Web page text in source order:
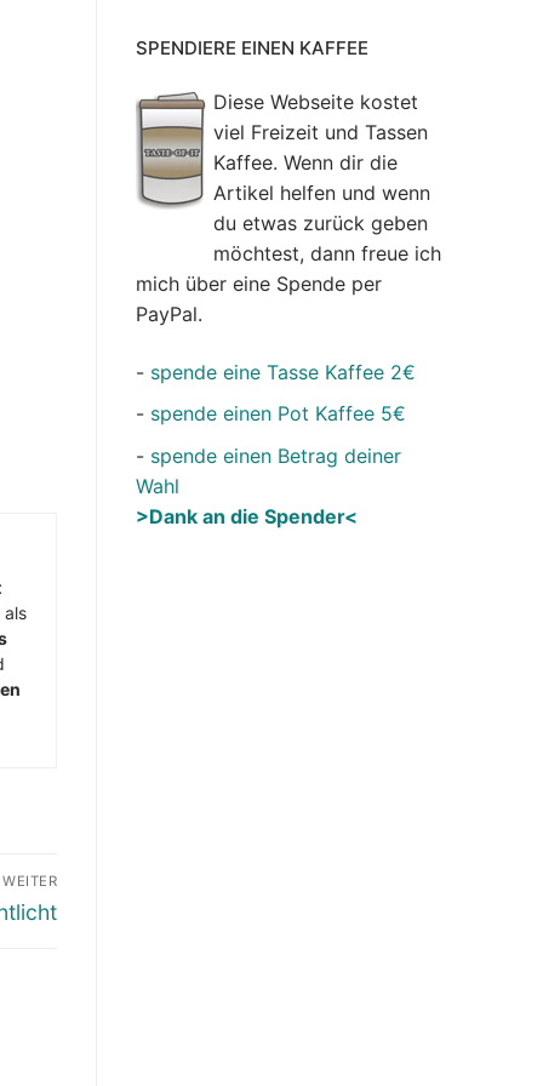
WEITER
SPENDIERE EINEN KAFFEE
Diese Webseite kostet
viel Freizeit und Tassen
Kaffee. Wenn dir die
Artikel helfen und wenn
du etwas zurück geben
möchtest, dann freue ich
mich über eine Spende per
PayPal.
- spende eine Tasse Kaffee 2€
- spende einen Pot Kaffee 5€
- spende einen Betrag deiner
Wahl
>Dank an die Spender<